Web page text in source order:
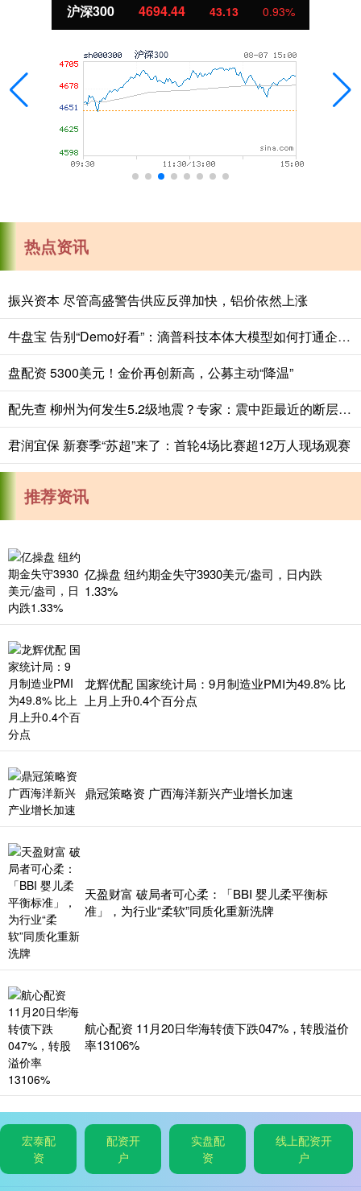
沪深300 4694.44 43.13 0.93%
热点资讯
振兴资本 尽管高盛警告供应反弹加快，铝价依然上涨
牛盘宝 告别“Demo好看”：滴普科技本体大模型如何打通企业AI落地的“最后一公里”
盘配资 5300美元！金价再创新高，公募主动“降温”
配先查 柳州为何发生5.2级地震？专家：震中距最近的断层不到5公里，近百年来柳州最大地震
君润宜保 新赛季“苏超”来了：首轮4场比赛超12万人现场观赛
推荐资讯
亿操盘 纽约期金失守3930美元/盎司，日内跌
1.33%
龙辉优配 国家统计局：9月制造业PMI为49.8% 比
上月上升0.4个百分点
鼎冠策略资 广西海洋新兴产业增长加速
天盈财富 破局者可心柔：「BBI 婴儿柔平衡标
准」，为行业“柔软”同质化重新洗牌
航心配资 11月20日华海转债下跌047%，转股溢价
率13106%
宏泰配
资
配资开
户
实盘配
资
线上配资开
户